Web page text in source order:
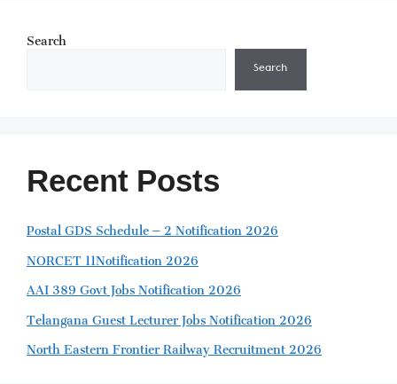
Search
Search
Recent Posts
Postal GDS Schedule – 2 Notification 2026
NORCET 11Notification 2026
AAI 389 Govt Jobs Notification 2026
Telangana Guest Lecturer Jobs Notification 2026
North Eastern Frontier Railway Recruitment 2026